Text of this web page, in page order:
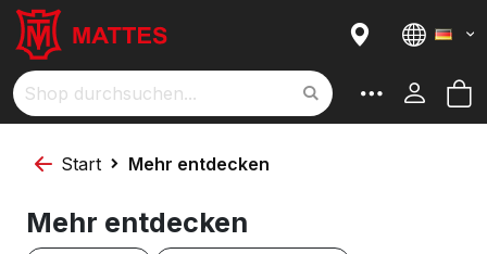
Suche
Start Mehr entdecken
Mehr entdecken
Sortieren nach